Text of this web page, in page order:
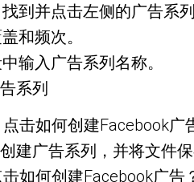
到并点击左侧的广告系列
和频次。
输入广告系列名称。
系列
击如何创建Facebook
建广告系列，并将文件保
如何创建Facebook广告